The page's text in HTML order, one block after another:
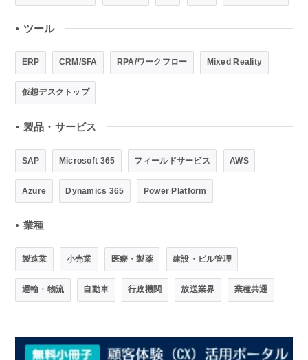
● ツール
ERP CRM/SFA RPA/ワークフロー Mixed Reality
仮想デスクトップ
● 製品・サービス
SAP Microsoft 365 フィールドサービス AWS
Azure Dynamics 365 Power Platform
● 業種
製造業 小売業 医療・製薬 建設・ビル管理
運輸・物流 自動車 行政機関 放送業界 業種共通